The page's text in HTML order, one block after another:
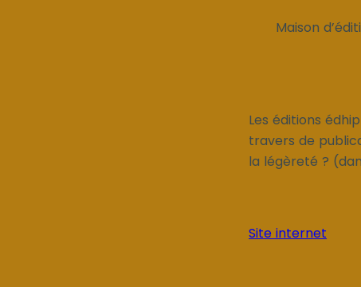
Maison
Les éditions
travers de
la légèreté ?
Site internet